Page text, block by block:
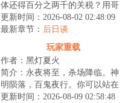
体还得百分之两千的关税？用哥
联义体我还没医保？无线上网还
tm的得交专利费...
更新时间：2026-08-02 02:48:09
最新章节： 后日谈
玩家重载
作者：黑灯夏火
简介：永夜将至，杀场降临。神
明陨落，百鬼夜行。你可以站在
台前，向世人宣布时代浪潮的到
更新时间：2026-08-09 02:58:48